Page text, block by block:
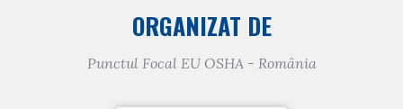
ORGANIZAT DE
Punctul Focal EU OSHA - România